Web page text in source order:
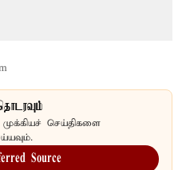
செய்திகளை
Source